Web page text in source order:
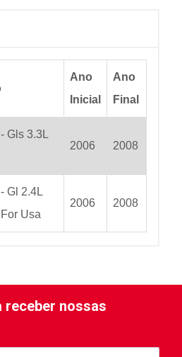
Ano
Inicial
Ano
Final
Gls 3.3L
2006 2008
Gl 2.4L
Usa
2006 2008
receber nossas